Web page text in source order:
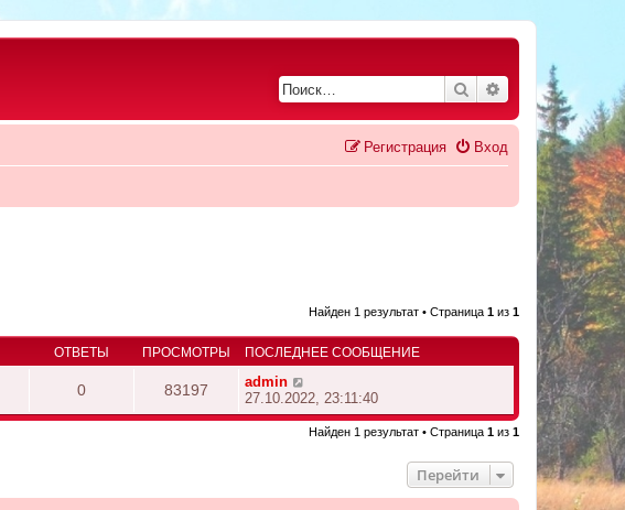
Поиск Расширенный
Вход
Регистрация
Найден 1 результат • Страница 1 из 1
ОТВЕТЫ ПРОСМОТРЫ ПОСЛЕДНЕЕ СООБЩЕНИЕ
0 83197
admin
27.10.2022, 23:11:40
Найден 1 результат • Страница 1 из 1
Перейти